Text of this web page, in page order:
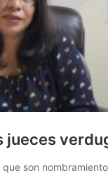
jueces
son